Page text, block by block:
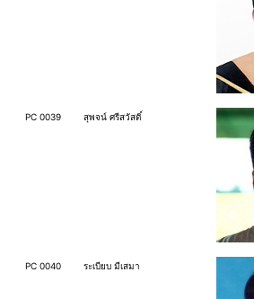
PC 0039 สุพจน์ ศรีสวัสดิ์
PC 0040 ระเบียบ มีเสมา